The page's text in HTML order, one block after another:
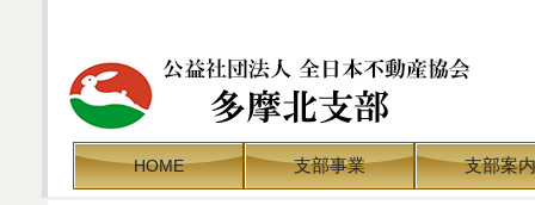
HOME 支部事業 支部案内